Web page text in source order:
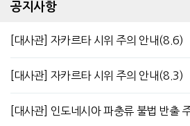
공지사항
[대사관] 자카르타 시위 주의 안내(8.6)
[대사관] 자카르타 시위 주의 안내(8.3)
[대사관] 인도네시아 파충류 불법 반출